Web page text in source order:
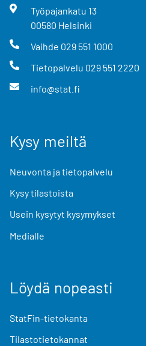
Työpajankatu 13
00580 Helsinki
Vaihde 029 551 1000
Tietopalvelu 029 551 2220
info@stat.fi
Kysy meiltä
Neuvonta ja tietopalvelu
Kysy tilastoista
Usein kysytyt kysymykset
Medialle
Löydä nopeasti
StatFin-tietokanta
Tilastotietokannat